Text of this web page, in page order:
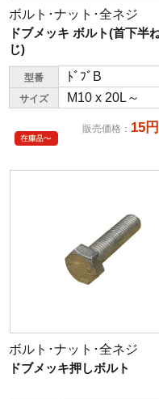
ボルト･ナット･全ネジ
ドブメッキ ボルト(首下半
じ)
型番 ﾄﾞﾌﾞB
サイズ M10 x 20L～
販売価格 ： 15
ボルト･ナット･全ネジ
ドブメッキ押しボルト